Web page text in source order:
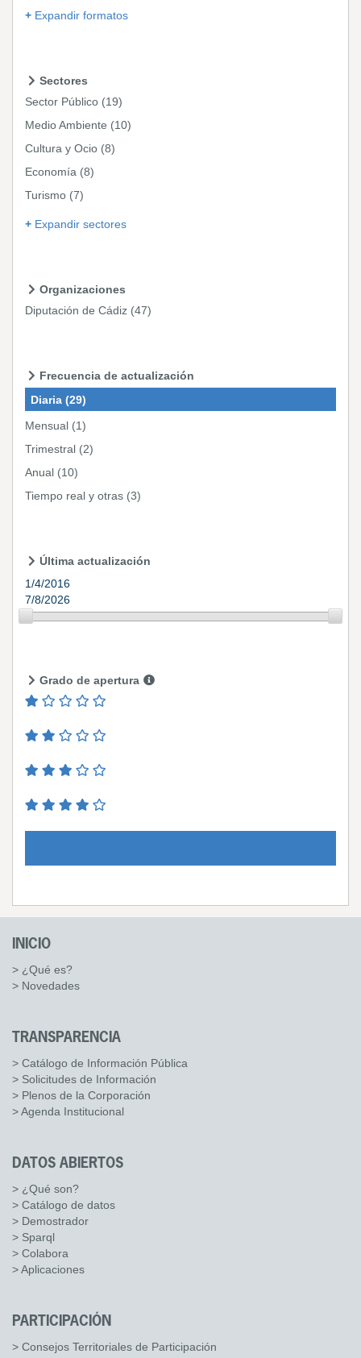
Expandir formatos
Sectores
Sector Público (19)
Medio Ambiente (10)
Cultura y Ocio (8)
Economía (8)
Turismo (7)
Expandir sectores
Organizaciones
Diputación de Cádiz (47)
Frecuencia de actualización
Diaria (29)
Mensual (1)
Trimestral (2)
Anual (10)
Tiempo real y otras (3)
Última actualización
1/4/2016
7/8/2026
Grado de apertura
INICIO
> ¿Qué es?
> Novedades
TRANSPARENCIA
> Catálogo de Información Pública
> Solicitudes de Información
> Plenos de la Corporación
> Agenda Institucional
DATOS ABIERTOS
> ¿Qué son?
> Catálogo de datos
> Demostrador
> Sparql
> Colabora
> Aplicaciones
PARTICIPACIÓN
> Consejos Territoriales de Participación